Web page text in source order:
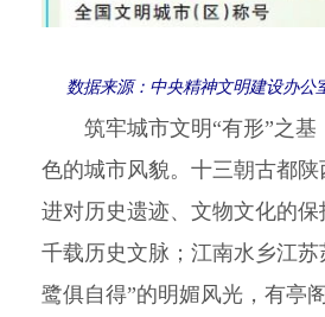
数据来源：中央精神文明建设办公
筑牢城市文明“有形”之基
色的城市风貌。十三朝古都
进对历史遗迹、文物文化的
千载历史文脉；江南水乡江苏
鹭俱自得”的明媚风光，有亭